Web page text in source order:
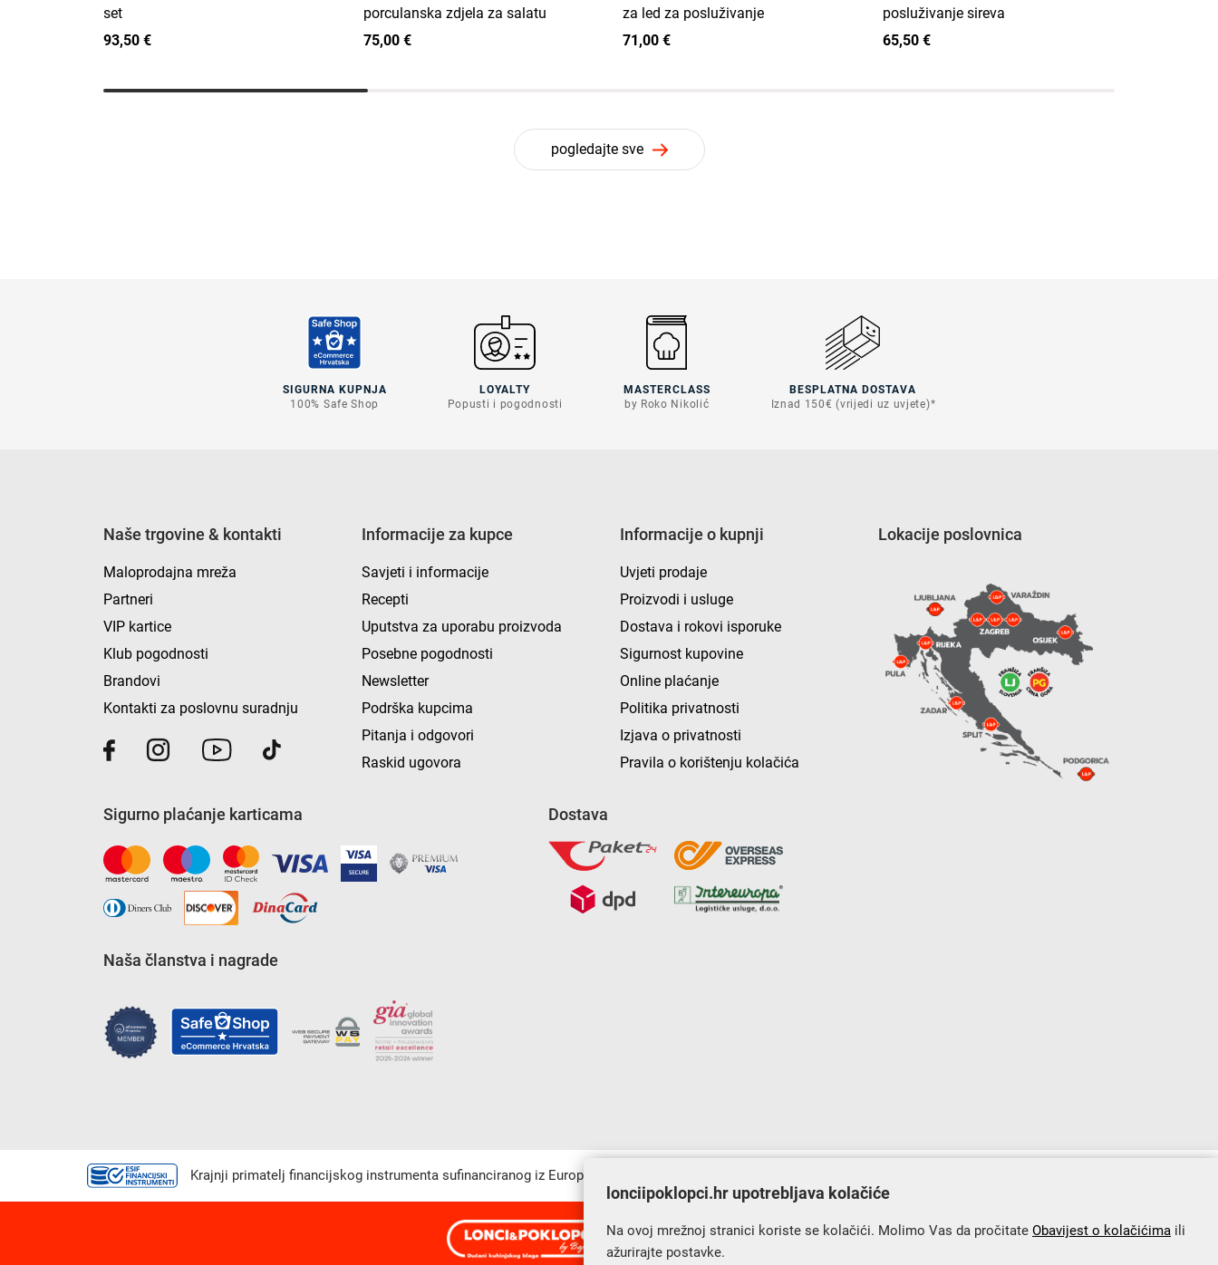
set
93,50 €
porculanska zdjela za salatu
75,00 €
za led za posluživanje
71,00 €
posluživanje sireva
65,50 €
pogledajte sve
SIGURNA KUPNJA
100% Safe Shop
LOYALTY
Popusti i pogodnosti
MASTERCLASS
by Roko Nikolić
BESPLATNA DOSTAVA
Iznad 150€ (vrijedi uz uvjete)*
Naše trgovine & kontakti
Maloprodajna mreža
Partneri
VIP kartice
Klub pogodnosti
Brandovi
Kontakti za poslovnu suradnju
Informacije za kupce
Savjeti i informacije
Recepti
Uputstva za uporabu proizvoda
Posebne pogodnosti
Newsletter
Podrška kupcima
Pitanja i odgovori
Raskid ugovora
Informacije o kupnji
Uvjeti prodaje
Proizvodi i usluge
Dostava i rokovi isporuke
Sigurnost kupovine
Online plaćanje
Politika privatnosti
Izjava o privatnosti
Pravila o korištenju kolačića
Lokacije poslovnica
Sigurno plaćanje karticama
Naša članstva i nagrade
Dostava
Krajnji primatelj financijskog instrumenta sufinanciranog iz Europskog fonda za regionalni razvoj u sklopu Operativnog programa „Konkurentnost i kohezija”.
s Vama od 2014. godine!
lonciipoklopci.hr upotrebljava kolačiće
Na ovoj mrežnoj stranici koriste se kolačići. Molimo Vas da pročitate Obavijest o kolačićima ili
ažurirajte postavke.